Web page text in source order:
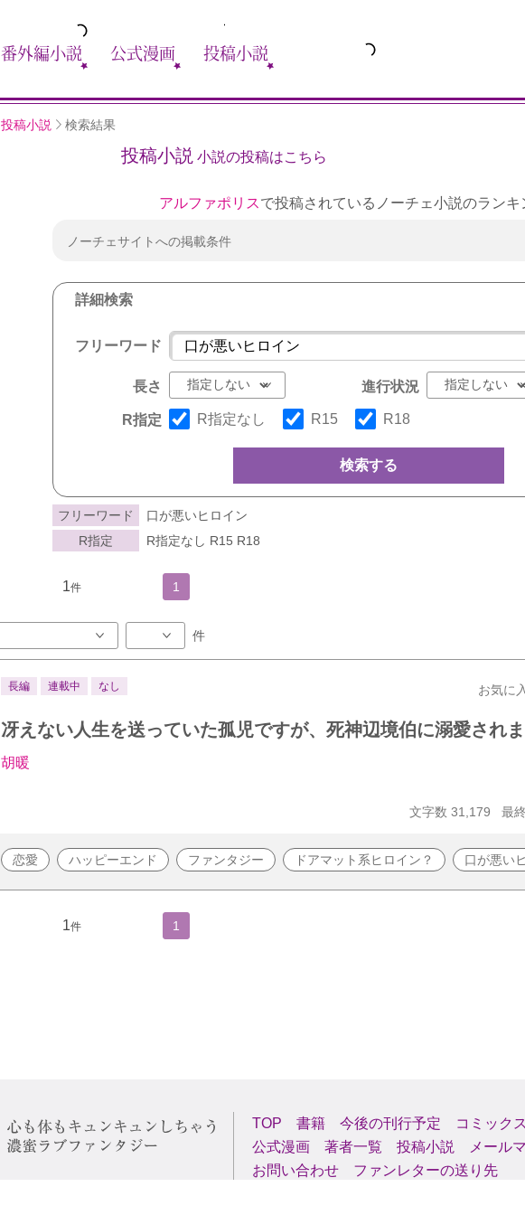
番外編小説 公式漫画 投稿小説
投稿小説 検索結果
投稿小説 小説の投稿はこちら
アルファポリスで投稿されているノーチェ小説のランキ
ノーチェサイトへの掲載条件
詳細検索
フリーワード
長さ 進行状況
R指定 R指定なし R15 R18
検索する
フリーワード
口が悪いヒロイン
R指定
R指定なし R15 R18
1件 1
件
長編 連載中 なし お気に
冴えない人生を送っていた孤児ですが、死神辺境伯に溺愛されま
胡暖
文字数 31,179 最
恋愛 ハッピーエンド ファンタジー ドアマット系ヒロイン？ 口が悪い
1件 1
TOP 書籍 今後の刊行予定 コミック
公式漫画
著者一覧 投稿小説 メール
お問い合わせ
ファンレターの送り先